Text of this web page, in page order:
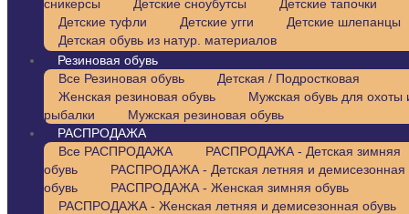
сникерсы
Детские сноубутсы
Детские тапочки
Детские туфли
Детские угги
Детские шлепанцы
Детская обувь из натур. материалов
Резиновая обувь
Все Резиновая обувь
Детская / Подростковая
Женская резиновая обувь
Мужская обувь для охоты
рыбалки
Мужская резиновая обувь
РАСПРОДАЖА
Все РАСПРОДАЖА
РАСПРОДАЖА - Детская зимняя
обувь
РАСПРОДАЖА - Детская летняя и демисезонная
обувь
РАСПРОДАЖА - Женская зимняя обувь
РАСПРОДАЖА - Женская летняя и демисезонная обувь